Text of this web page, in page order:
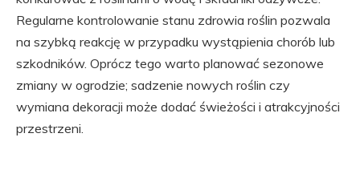
Regularne kontrolowanie stanu zdrowia roślin pozwala
na szybką reakcję w przypadku wystąpienia chorób lub
szkodników. Oprócz tego warto planować sezonowe
zmiany w ogrodzie; sadzenie nowych roślin czy
wymiana dekoracji może dodać świeżości i atrakcyjności
przestrzeni.